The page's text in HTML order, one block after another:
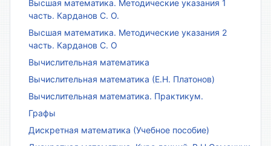
Высшая математика. Методические указания 1
часть. Карданов С. О.
Высшая математика. Методические указания 2
часть. Карданов С. О
Вычислительная математика
Вычислительная математика (Е.Н. Платонов)
Вычислительная математика. Практикум.
Графы
Дискретная математика (Учебное пособие)